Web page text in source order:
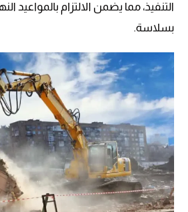
التنفيذ، مما يضمن الالتزام بالمواعيد
بسلاسة.